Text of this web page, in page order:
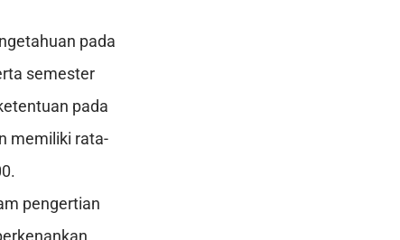
pada
semester
pada
memiliki rata-
pengertian